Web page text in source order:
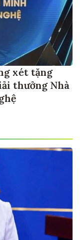
xét tặng
thưởng Nhà